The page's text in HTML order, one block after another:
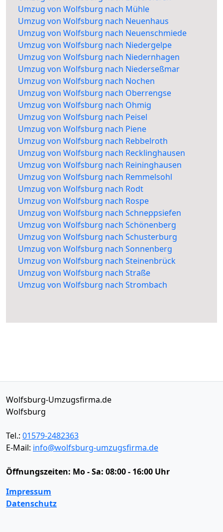
Umzug von Wolfsburg nach Mühle
Umzug von Wolfsburg nach Neuenhaus
Umzug von Wolfsburg nach Neuenschmiede
Umzug von Wolfsburg nach Niedergelpe
Umzug von Wolfsburg nach Niedernhagen
Umzug von Wolfsburg nach Niederseßmar
Umzug von Wolfsburg nach Nochen
Umzug von Wolfsburg nach Oberrengse
Umzug von Wolfsburg nach Ohmig
Umzug von Wolfsburg nach Peisel
Umzug von Wolfsburg nach Piene
Umzug von Wolfsburg nach Rebbelroth
Umzug von Wolfsburg nach Recklinghausen
Umzug von Wolfsburg nach Reininghausen
Umzug von Wolfsburg nach Remmelsohl
Umzug von Wolfsburg nach Rodt
Umzug von Wolfsburg nach Rospe
Umzug von Wolfsburg nach Schneppsiefen
Umzug von Wolfsburg nach Schönenberg
Umzug von Wolfsburg nach Schusterburg
Umzug von Wolfsburg nach Sonnenberg
Umzug von Wolfsburg nach Steinenbrück
Umzug von Wolfsburg nach Straße
Umzug von Wolfsburg nach Strombach
Wolfsburg-Umzugsfirma.de
Wolfsburg
Tel.: 01579-2482363
E-Mail: info@wolfsburg-umzugsfirma.de
Öffnungszeiten: Mo - Sa: 08:00 - 16:00 Uhr
Impressum
Datenschutz